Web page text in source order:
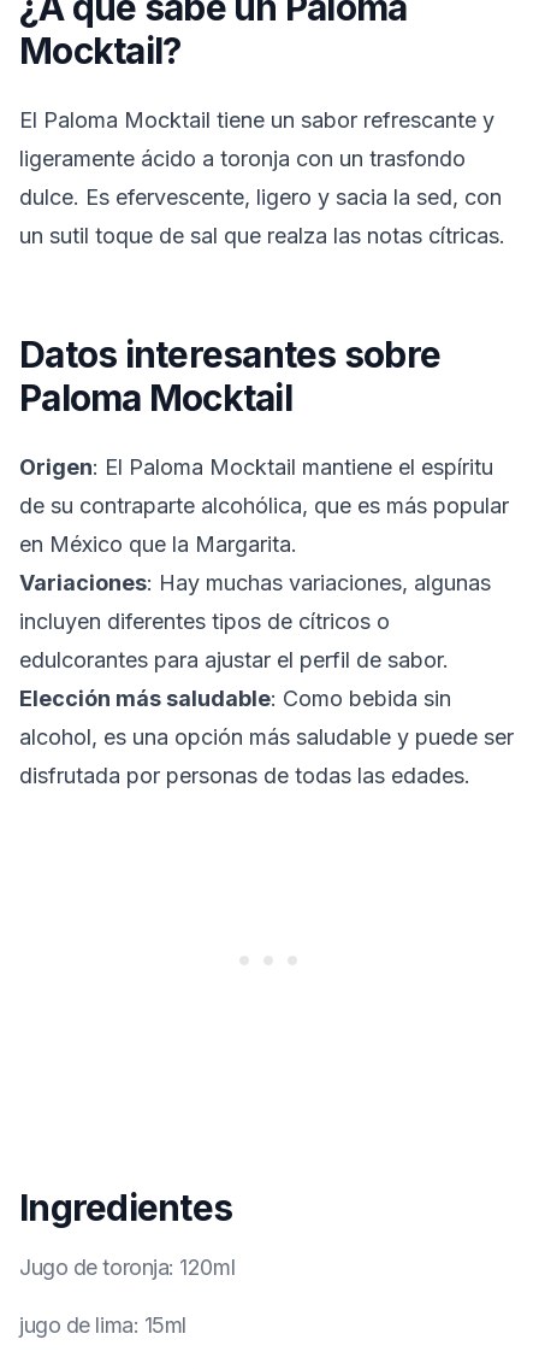
Mocktail?
El Paloma Mocktail tiene un sabor refrescante y
ligeramente ácido a toronja con un trasfondo
dulce. Es efervescente, ligero y sacia la sed, con
un sutil toque de sal que realza las notas cítricas.
Datos interesantes sobre
Paloma Mocktail
Origen: El Paloma Mocktail mantiene el espíritu
de su contraparte alcohólica, que es más popular
en México que la Margarita.
Variaciones: Hay muchas variaciones, algunas
incluyen diferentes tipos de cítricos o
edulcorantes para ajustar el perfil de sabor.
Elección más saludable: Como bebida sin
alcohol, es una opción más saludable y puede ser
disfrutada por personas de todas las edades.
Ingredientes
Jugo de toronja: 120ml
jugo de lima: 15ml